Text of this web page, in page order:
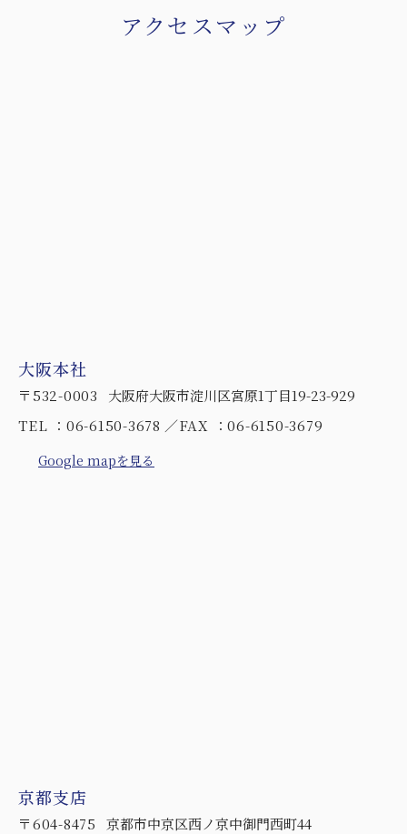
アクセスマップ
大阪本社
〒532-0003
大阪府大阪市淀川区宮原1丁目19-23-929
TEL ：06-6150-3678
FAX ：06-6150-3679
Google mapを見る
京都支店
〒604-8475 京都市中京区西ノ京中御門西町44